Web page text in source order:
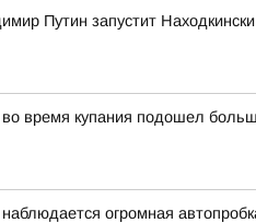
Путин запустит
время купания подошел
огромная